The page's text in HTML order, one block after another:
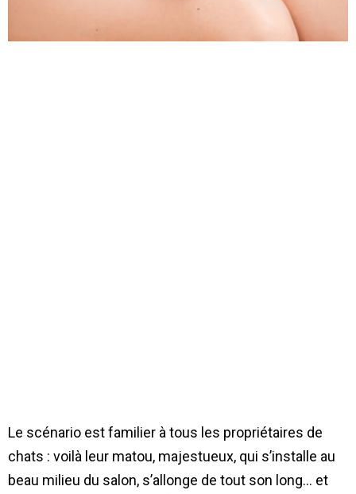
Le scénario est familier à tous les propriétaires de
chats : voilà leur matou, majestueux, qui s’installe au
beau milieu du salon, s’allonge de tout son long… et